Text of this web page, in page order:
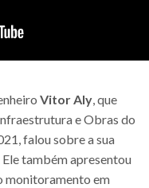
Vitor Aly, que
e Obras do
falou sobre a sua
Ele também apresentou
monitoramento em